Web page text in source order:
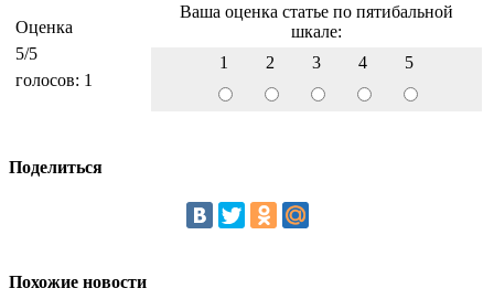
Оценка
5/5
голосов: 1
Ваша оценка статье по пятибальной
шкале:
1
2 3 4 5
Поделиться
Похожие новости